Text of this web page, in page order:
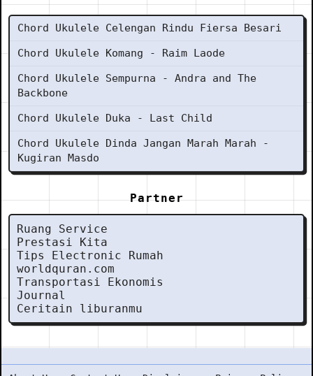
Chord Ukulele Celengan Rindu Fiersa Besari
Chord Ukulele Komang - Raim Laode
Chord Ukulele Sempurna - Andra and The
Backbone
Chord Ukulele Duka - Last Child
Chord Ukulele Dinda Jangan Marah Marah -
Kugiran Masdo
Partner
Ruang Service
Prestasi Kita
Tips Electronic Rumah
worldquran.com
Transportasi Ekonomis
Journal
Ceritain liburanmu